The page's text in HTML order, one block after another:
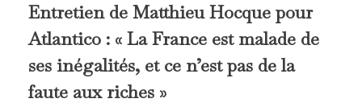
Entretien de Matthieu Hocque pour
Atlantico : « La France est malade de
ses inégalités, et ce n’est pas de la
faute aux riches »